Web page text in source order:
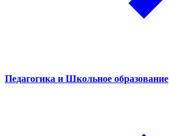
Педагогика и Школьное образование